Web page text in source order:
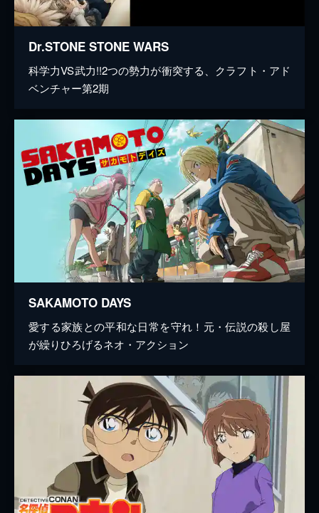
Dr.STONE STONE WARS
科学力VS武力!!2つの勢力が衝突する、クラフト・アド
ベンチャー第2期
SAKAMOTO DAYS
愛する家族との平和な日常を守れ！元・伝説の殺し屋
が繰りひろげるネオ・アクション